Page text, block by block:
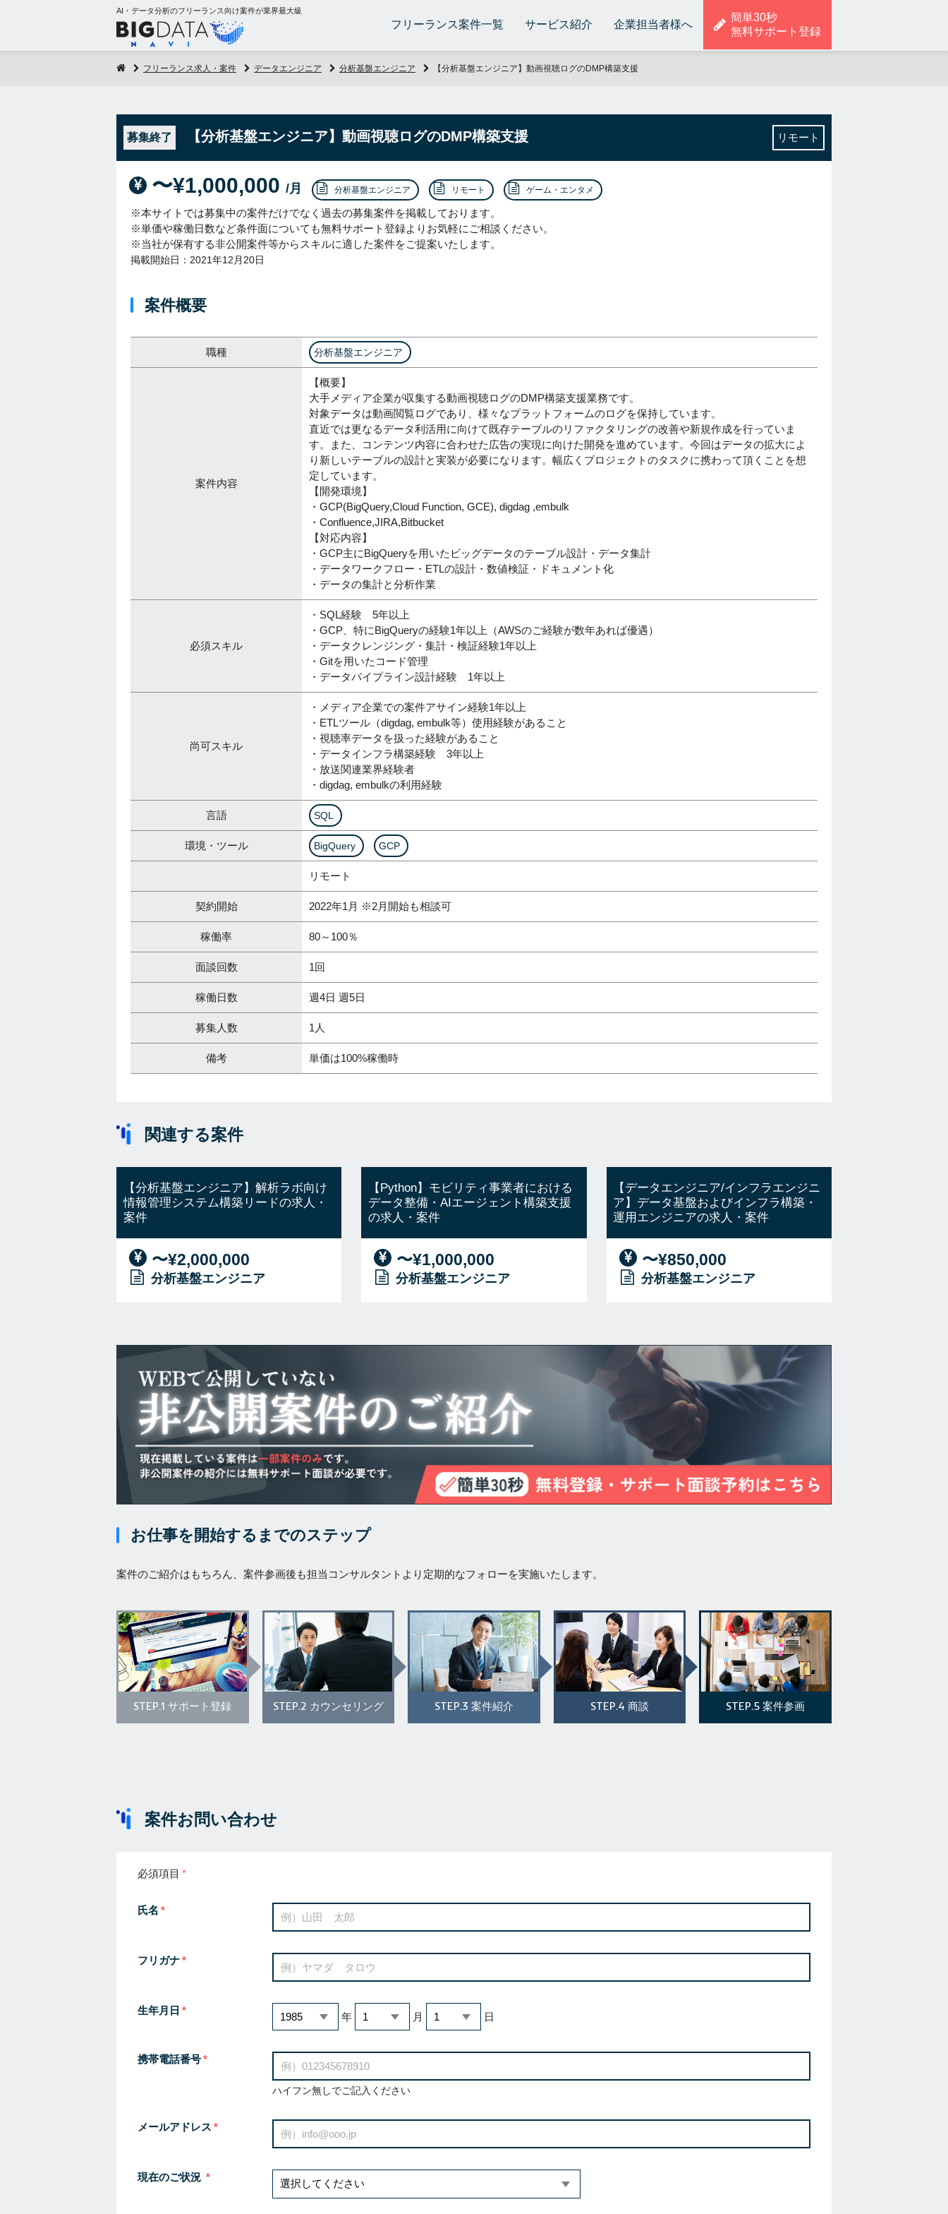
AI・データ分析のフリーランス向け案件が業界最大級
フリーランス案件一覧 サービス紹介 企業担当者様へ
簡単30秒
無料サポート登録
フリーランス求人・案件 データエンジニア 分析基盤エンジニア 【分析基盤エンジニア】動画視聴ログのDMP構築支援
募集終了 【分析基盤エンジニア】動画視聴ログのDMP構築支援 リモート
〜¥1,000,000 /月 分析基盤エンジニア リモート ゲーム・エンタメ
※本サイトでは募集中の案件だけでなく過去の募集案件を掲載しております。
※単価や稼働日数など条件面についても無料サポート登録よりお気軽にご相談ください。
※当社が保有する非公開案件等からスキルに適した案件をご提案いたします。
掲載開始日：2021年12月20日
案件概要
職種 分析基盤エンジニア
案件内容
【概要】
大手メディア企業が収集する動画視聴ログのDMP構築支援業務です。
対象データは動画閲覧ログであり、様々なプラットフォームのログを保持しています。
直近では更なるデータ利活用に向けて既存テーブルのリファクタリングの改善や新規作成を行っていま
す。また、コンテンツ内容に合わせた広告の実現に向けた開発を進めています。今回はデータの拡大によ
り新しいテーブルの設計と実装が必要になります。幅広くプロジェクトのタスクに携わって頂くことを想
定しています。
【開発環境】
・GCP(BigQuery,Cloud Function, GCE), digdag ,embulk
・Confluence,JIRA,Bitbucket
【対応内容】
・GCP主にBigQueryを用いたビッグデータのテーブル設計・データ集計
・データワークフロー・ETLの設計・数値検証・ドキュメント化
・データの集計と分析作業
必須スキル
・SQL経験 5年以上
・GCP、特にBigQueryの経験1年以上（AWSのご経験が数年あれば優遇）
・データクレンジング・集計・検証経験1年以上
・Gitを用いたコード管理
・データパイプライン設計経験 1年以上
尚可スキル
・メディア企業での案件アサイン経験1年以上
・ETLツール（digdag, embulk等）使用経験があること
・視聴率データを扱った経験があること
・データインフラ構築経験 3年以上
・放送関連業界経験者
・digdag, embulkの利用経験
言語 SQL
環境・ツール BigQuery GCP
リモート
契約開始 2022年1月 ※2月開始も相談可
稼働率 80～100％
面談回数 1回
稼働日数 週4日 週5日
募集人数 1人
備考 単価は100%稼働時
関連する案件
【分析基盤エンジニア】解析ラボ向け
情報管理システム構築リードの求人・
案件
〜¥2,000,000
分析基盤エンジニア
【Python】モビリティ事業者における
データ整備・AIエージェント構築支援
の求人・案件
〜¥1,000,000
分析基盤エンジニア
【データエンジニア/インフラエンジニ
ア】データ基盤およびインフラ構築・
運用エンジニアの求人・案件
〜¥850,000
分析基盤エンジニア
お仕事を開始するまでのステップ
案件のご紹介はもちろん、案件参画後も担当コンサルタントより定期的なフォローを実施いたします。
STEP.1 サポート登録 STEP.2 カウンセリング STEP.3 案件紹介 STEP.4 商談 STEP.5 案件参画
案件お問い合わせ
必須項目
氏名
フリガナ
生年月日
年 月 日
携帯電話番号
ハイフン無しでご記入ください
メールアドレス
現在のご状況